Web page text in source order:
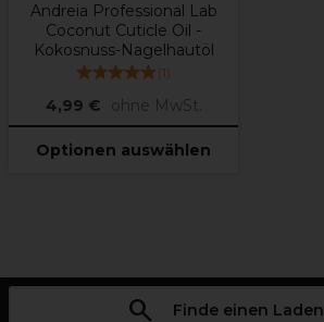
Andreia Professional Lab
Coconut Cuticle Oil -
Kokosnuss-Nagelhautöl
(1)
4,99 € ohne MwSt.
Optionen auswählen
Finde einen Laden